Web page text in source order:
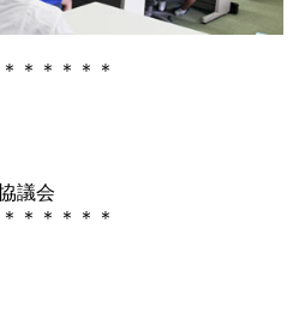
＊＊＊＊＊
議会
＊＊＊＊＊